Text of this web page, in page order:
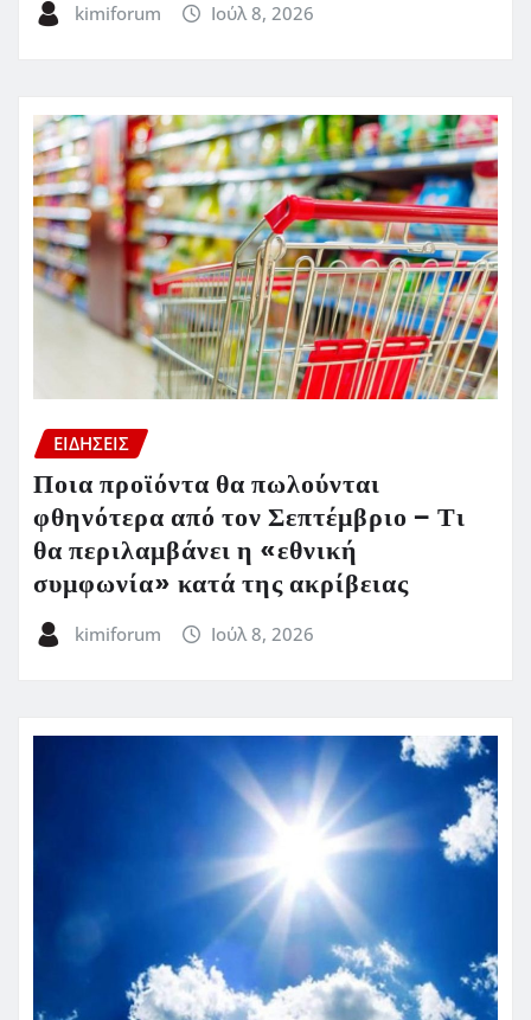
kimiforum Ιούλ 8, 2026
ΕΙΔΗΣΕΙΣ
Ποια προϊόντα θα πωλούνται
φθηνότερα από τον Σεπτέμβριο – Τι
θα περιλαμβάνει η «εθνική
συμφωνία» κατά της ακρίβειας
kimiforum Ιούλ 8, 2026